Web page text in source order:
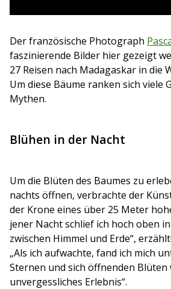
Der französische Photograph
faszinierende Bilder hier gezeigt
27 Reisen nach Madagaskar in die
Um diese Bäume ranken sich viele
Mythen.
Blühen in der Nacht
Um die Blüten des Baumes zu
nachts öffnen, verbrachte der
der Krone eines über 25 Meter
jener Nacht schlief ich hoch oben
zwischen Himmel und Erde“,
„Als ich aufwachte, fand ich mich
Sternen und sich öffnenden Blüten
unvergessliches Erlebnis“.